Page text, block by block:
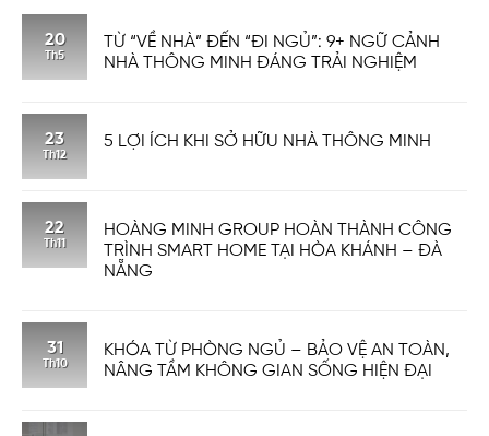
20
Th5
TỪ “VỀ NHÀ” ĐẾN “ĐI NGỦ”: 9+ NGỮ CẢNH
NHÀ THÔNG MINH ĐÁNG TRẢI NGHIỆM
23
Th12
5 LỢI ÍCH KHI SỞ HỮU NHÀ THÔNG MINH
22
Th11
HOÀNG MINH GROUP HOÀN THÀNH CÔNG
TRÌNH SMART HOME TẠI HÒA KHÁNH – ĐÀ
NẴNG
31
Th10
KHÓA TỪ PHÒNG NGỦ – BẢO VỆ AN TOÀN,
NÂNG TẦM KHÔNG GIAN SỐNG HIỆN ĐẠI